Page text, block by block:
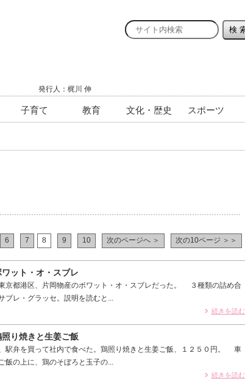
発行人：梶川 伸
子育て 教育 文化・歴史 スポーツ
6 7 8 9 10 次のページへ ＞ 次の10ページ ＞＞
ット・オ・スブレ
京都港区、片岡物産のボワット・オ・スブレだった。 ３種類の詰め合
ブレ・グラッセ。説明を読むと...
続きを読む
り焼きと生姜ご飯
駅弁を買って社内で食べた。鶏照り焼きと生姜ご飯、１２５０円。 車
の上に、鶏のそぼろと玉子の...
続きを読む